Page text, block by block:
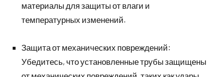
материалы для защиты от влаги и
температурных изменений.
Защита от механических повреждений:
Убедитесь, что установленные трубы защищены